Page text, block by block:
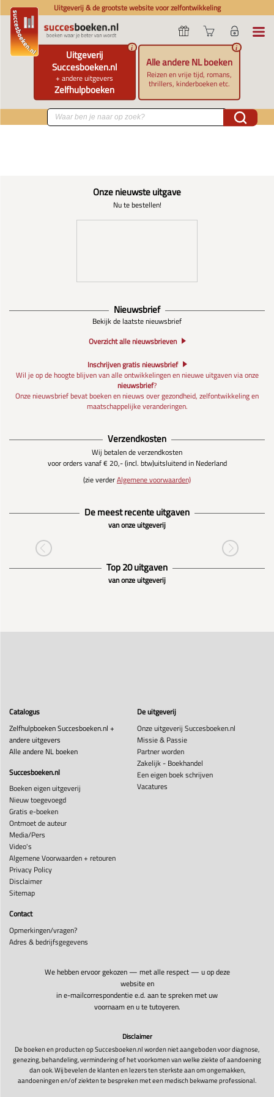
Uitgeverij & de grootste website voor zelfontwikkeling
Uitgeverij
Succesboeken.nl
+ andere uitgevers
Zelfhulpboeken
i
Alle andere NL boeken
Reizen en vrije tijd, romans,
thrillers, kinderboeken etc.
i
Onze nieuwste uitgave
Nu te bestellen!
Nieuwsbrief
Bekijk de laatste nieuwsbrief
Overzicht alle nieuwsbrieven
Inschrijven gratis nieuwsbrief
Wil je op de hoogte blijven van alle ontwikkelingen en nieuwe uitgaven via onze
nieuwsbrief?
Onze nieuwsbrief bevat boeken en nieuws over gezondheid, zelfontwikkeling en
maatschappelijke veranderingen.
Verzendkosten
Wij betalen de verzendkosten
voor orders vanaf € 20,- (incl. btw)uitsluitend in Nederland
(zie verderAlgemene voorwaarden)
De meest recente uitgaven
van onze uitgeverij
Top 20 uitgaven
van onze uitgeverij
Catalogus
Zelfhulpboeken Succesboeken.nl +
andere uitgevers
Alle andere NL boeken
Succesboeken.nl
Boeken eigen uitgeverij
Nieuw toegevoegd
Gratis e-boeken
Ontmoet de auteur
Media/Pers
Video's
Algemene Voorwaarden + retouren
Privacy Policy
Disclaimer
Sitemap
De uitgeverij
Onze uitgeverij Succesboeken.nl
Missie & Passie
Partner worden
Zakelijk - Boekhandel
Een eigen boek schrijven
Vacatures
Contact
Opmerkingen/vragen?
Adres & bedrijfsgegevens
We hebben ervoor gekozen — met alle respect — u op deze
website en
in e-mailcorrespondentie e.d. aan te spreken met uw
voornaam en u te tutoyeren.
Disclaimer
De boeken en producten op Succesboeken.nl worden niet aangeboden voor diagnose,
genezing, behandeling, vermindering of het voorkomen van welke ziekte of aandoening
dan ook. Wij bevelen de klanten en lezers ten sterkste aan om ongemakken,
aandoeningen en/of ziekten te bespreken met een medisch bekwame professional.